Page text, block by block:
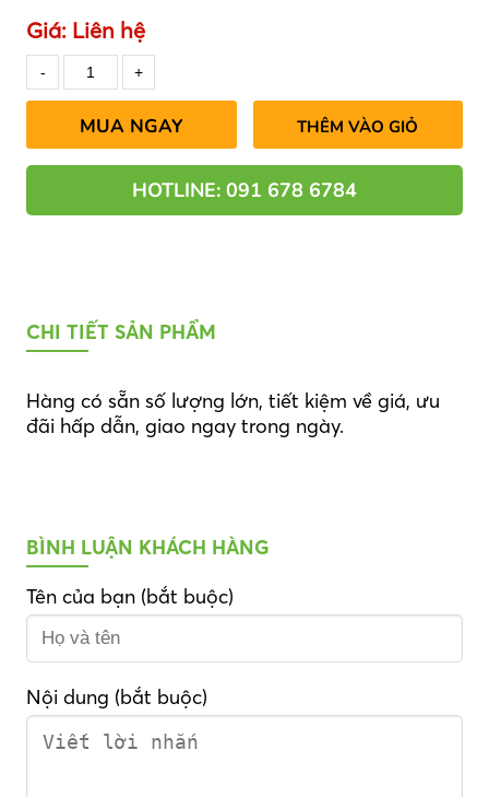
Giá: Liên hệ
MUA NGAY THÊM VÀO GIỎ
HOTLINE: 091 678 6784
CHI TIẾT SẢN PHẨM
Hàng có sẵn số lượng lớn, tiết kiệm về giá, ưu
đãi hấp dẫn, giao ngay trong ngày.
BÌNH LUẬN KHÁCH HÀNG
Tên của bạn (bắt buộc)
Nội dung (bắt buộc)